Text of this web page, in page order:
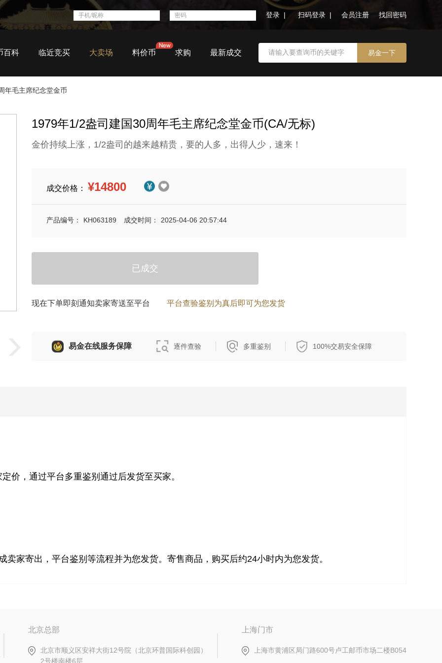
登录 | 扫码登录 | 会员注册 找回密码
百科 临近竞买 大卖场 料价币 求购 最新成交
年毛主席纪念堂金币
1979年1/2盎司建国30周年毛主席纪念堂金币(CA/无标)
金价持续上涨，1/2盎司的越来越精贵，要的人多，出得人少，速来！
成交价格： ¥14800
产品编号： KH063189 成交时间： 2025-04-06 20:57:44
已成交
现在下单即刻通知卖家寄送至平台 平台查验鉴别为真后即可为您发货
易金在线服务保障 逐件查验 多重鉴别 100%交易安全保障
价，通过平台多重鉴别通过后发货至买家。
卖家寄出，平台鉴别等流程并为您发货。寄售商品，购买后约24小时内为您发货。
北京总部
北京市顺义区安祥大街12号院（北京环普国际科创园）
2号楼南楼6层
上海门市
上海市黄浦区局门路600号卢工邮币市场二楼B054